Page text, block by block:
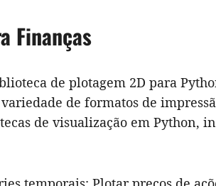
Finanças
de plotagem 2D para
de formatos de
de visualização em Python,